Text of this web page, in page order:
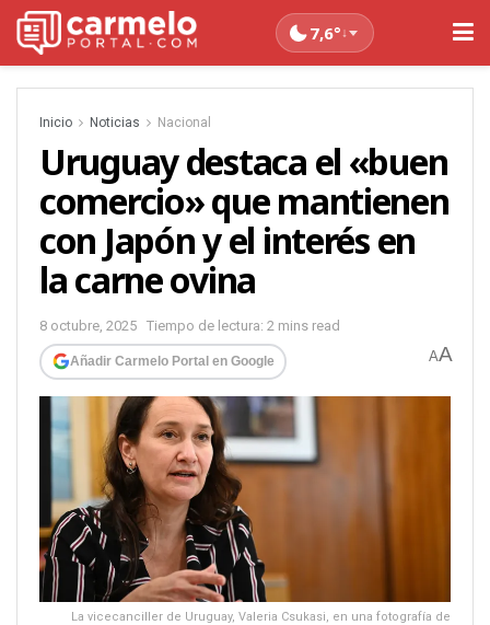
7,6°↓
Inicio Noticias Nacional
Uruguay destaca el «buen
comercio» que mantienen
con Japón y el interés en
la carne ovina
8 octubre, 2025 Tiempo de lectura: 2 mins read
Añadir Carmelo Portal en Google AA
La vicecanciller de Uruguay, Valeria Csukasi, en una fotografía de